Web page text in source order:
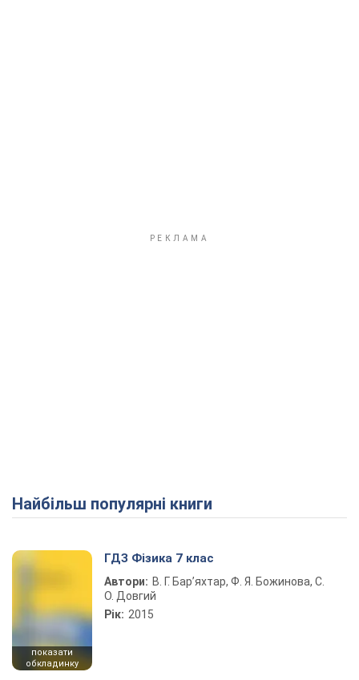
Найбільш популярні книги
показати
обкладинку
ГДЗ Фізика 7 клас
Автори: В. Г. Бар’яхтар, Ф. Я. Божинова, С.
О. Довгий
Рік: 2015